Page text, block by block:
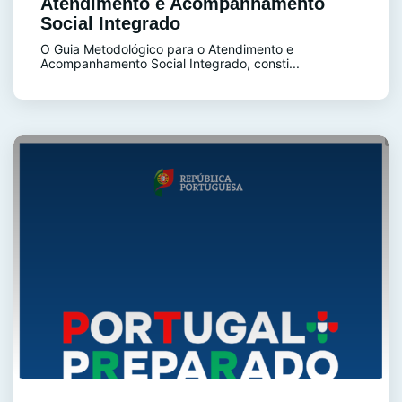
Social Integrado
O Guia Metodológico para o Atendimento e
Acompanhamento Social Integrado, consti...